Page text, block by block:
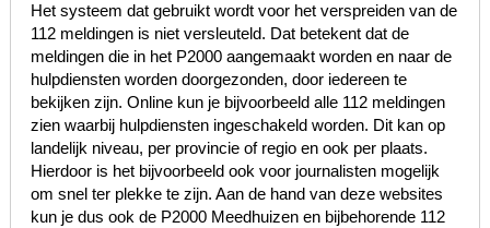
Het systeem dat gebruikt wordt voor het verspreiden van de
112 meldingen is niet versleuteld. Dat betekent dat de
meldingen die in het P2000 aangemaakt worden en naar de
hulpdiensten worden doorgezonden, door iedereen te
bekijken zijn. Online kun je bijvoorbeeld alle 112 meldingen
zien waarbij hulpdiensten ingeschakeld worden. Dit kan op
landelijk niveau, per provincie of regio en ook per plaats.
Hierdoor is het bijvoorbeeld ook voor journalisten mogelijk
om snel ter plekke te zijn. Aan de hand van deze websites
kun je dus ook de P2000 Meedhuizen en bijbehorende 112